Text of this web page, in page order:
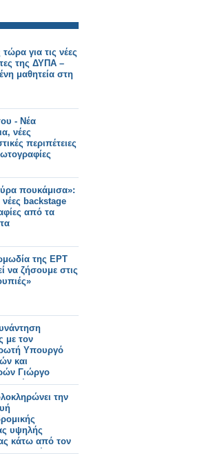
τώρα για τις νέες
της ΔΥΠΑ –
μαθητεία στη
- Νέα
νέες
περιπέτειες
πουκάμισα»:
νέες backstage
από τα
της ΕΡΤ
να ζήσουμε στις
με τον
Υπουργό
και
Γιώργο
θα έχει ο
την
υψηλής
κάτω από τον